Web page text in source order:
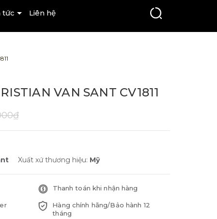
tức Liên hệ
VAN SANT CV1811
Xuất xứ thương hiệu: Mỹ
Thanh toán khi nhận hàng
Hàng chính hãng/Bảo hành 12
tháng